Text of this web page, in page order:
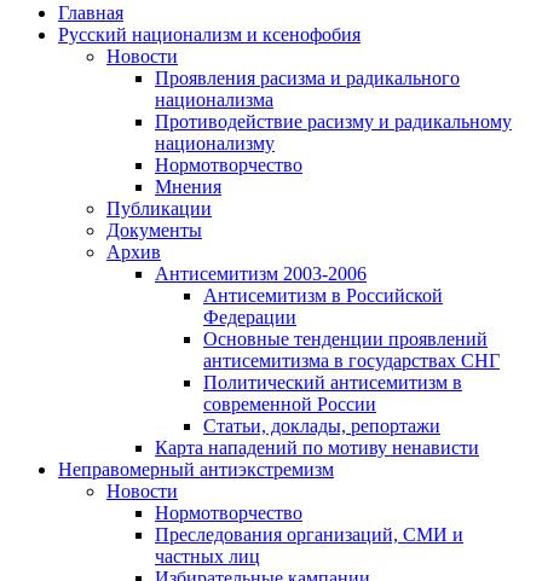
Главная
Русский национализм и ксенофобия
Новости
Проявления расизма и радикального
национализма
Противодействие расизму и радикальному
национализму
Нормотворчество
Мнения
Публикации
Документы
Архив
Антисемитизм 2003-2006
Антисемитизм в Российской
Федерации
Основные тенденции проявлений
антисемитизма в государствах СНГ
Политический антисемитизм в
современной России
Статьи, доклады, репортажи
Карта нападений по мотиву ненависти
Неправомерный антиэкстремизм
Новости
Нормотворчество
Преследования организаций, СМИ и
частных лиц